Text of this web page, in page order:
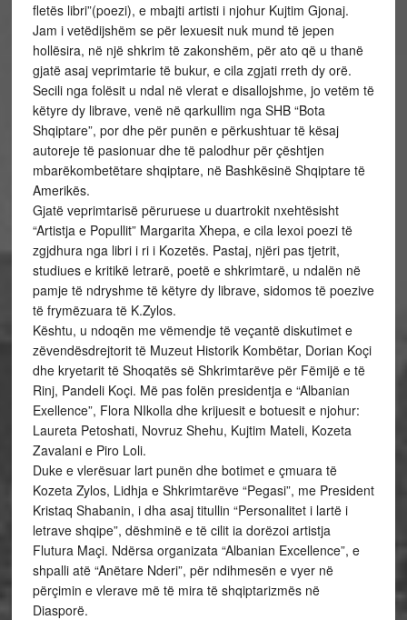
fletës libri”(poezi), e mbajti artisti i njohur Kujtim Gjonaj.
Jam i vetëdijshëm se për lexuesit nuk mund të jepen
hollësira, në një shkrim të zakonshëm, për ato që u thanë
gjatë asaj veprimtarie të bukur, e cila zgjati rreth dy orë.
Secili nga folësit u ndal në vlerat e disallojshme, jo vetëm të
këtyre dy librave, venë në qarkullim nga SHB “Bota
Shqiptare”, por dhe për punën e përkushtuar të kësaj
autoreje të pasionuar dhe të palodhur për çështjen
mbarëkombetëtare shqiptare, në Bashkësinë Shqiptare të
Amerikës.
Gjatë veprimtarisë përuruese u duartrokit nxehtësisht
“Artistja e Popullit” Margarita Xhepa, e cila lexoi poezi të
zgjdhura nga libri i ri i Kozetës. Pastaj, njëri pas tjetrit,
studiues e kritikë letrarë, poetë e shkrimtarë, u ndalën në
pamje të ndryshme të këtyre dy librave, sidomos të poezive
të frymëzuara të K.Zylos.
Kështu, u ndoqën me vëmendje të veçantë diskutimet e
zëvendësdrejtorit të Muzeut Historik Kombëtar, Dorian Koçi
dhe kryetarit të Shoqatës së Shkrimtarëve për Fëmijë e të
Rinj, Pandeli Koçi. Më pas folën presidentja e “Albanian
Exellence”, Flora NIkolla dhe krijuesit e botuesit e njohur:
Laureta Petoshati, Novruz Shehu, Kujtim Mateli, Kozeta
Zavalani e Piro Loli.
Duke e vlerësuar lart punën dhe botimet e çmuara të
Kozeta Zylos, Lidhja e Shkrimtarëve “Pegasi”, me President
Kristaq Shabanin, i dha asaj titullin “Personalitet i lartë i
letrave shqipe”, dëshminë e të cilit ia dorëzoi artistja
Flutura Maçi. Ndërsa organizata “Albanian Excellence”, e
shpalli atë “Anëtare Nderi”, për ndihmesën e vyer në
përçimin e vlerave më të mira të shqiptarizmës në
Diasporë.